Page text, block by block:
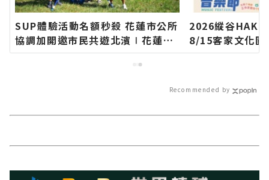
SUP體驗活動名額秒殺 花蓮市公所
協調加開邀市民共遊北濱∣花蓮新
聞網官方網站各類新聞－最快速的
今日新聞報導 最新的在地資訊！
2026縱谷
8/15客家文化
新聞網官方網站
Recommended by